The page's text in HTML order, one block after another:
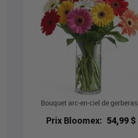
Bouquet arc-en-ciel de gerberas
Prix Bloomex: 54,99 $